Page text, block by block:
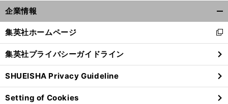
企業情報
閉
る
集英社ホームページ
新
し
い
ウ
ィ
ン
ド
集英社プライバシーガイドライン
SHUEISHA Privacy Guideline
Setting of Cookies